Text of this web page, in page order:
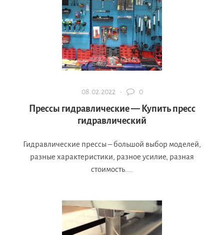
08.02.2022 · 0
Прессы гидравлические — Купить пресс
гидравлический
Гидравлические прессы – большой выбор моделей,
разные характеристики, разное усилие, разная
стоимость....